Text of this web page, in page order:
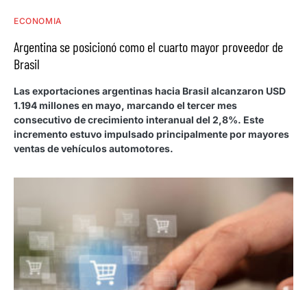
ECONOMIA
Argentina se posicionó como el cuarto mayor proveedor de
Brasil
Las exportaciones argentinas hacia Brasil alcanzaron USD
1.194 millones en mayo, marcando el tercer mes
consecutivo de crecimiento interanual del 2,8%. Este
incremento estuvo impulsado principalmente por mayores
ventas de vehículos automotores.